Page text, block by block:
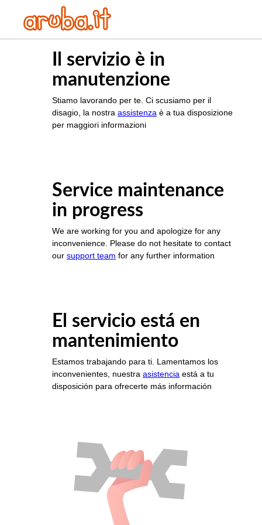
Il servizio è in
manutenzione
Stiamo lavorando per te. Ci scusiamo per il
disagio, la nostra assistenza è a tua disposizione
per maggiori informazioni
Service maintenance
in progress
We are working for you and apologize for any
inconvenience. Please do not hesitate to contact
our support team for any further information
El servicio está en
mantenimiento
Estamos trabajando para ti. Lamentamos los
inconvenientes, nuestra asistencia está a tu
disposición para ofrecerte más información